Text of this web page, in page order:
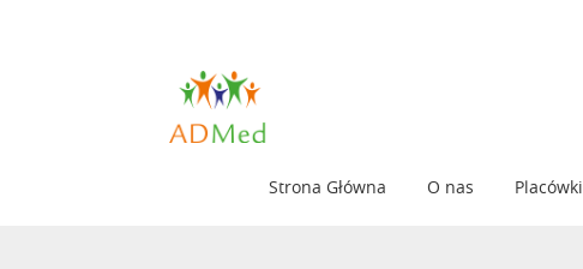
Strona Główna O nas Placówki